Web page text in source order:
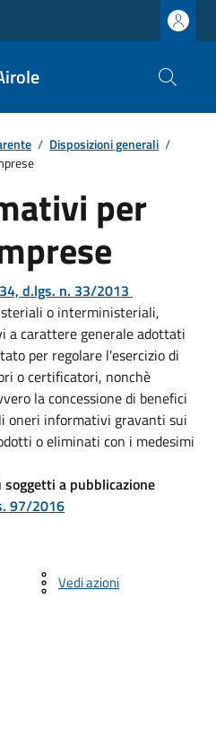
/ Disposizioni generali /
per
d.lgs. n. 33/2013
o interministeriali,
a carattere generale adottati
per regolare l'esercizio di
o certificatori, nonchè
la concessione di benefici
oneri informativi gravanti sui
o eliminati con i medesimi
soggetti a pubblicazione
97/2016
Vedi azioni